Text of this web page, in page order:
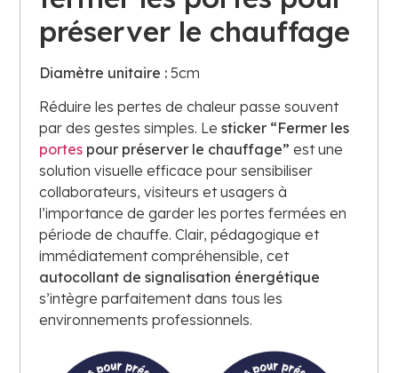
préserver le chauffage
Diamètre unitaire :5cm
Réduire les pertes de chaleur passe souvent
par des gestes simples. Le sticker “Fermer les
portespour préserver le chauffage” est une
solution visuelle efficace pour sensibiliser
collaborateurs, visiteurs et usagers à
l’importance de garder les portes fermées en
période de chauffe. Clair, pédagogique et
immédiatement compréhensible, cet
autocollant de signalisation énergétique
s’intègre parfaitement dans tous les
environnements professionnels.